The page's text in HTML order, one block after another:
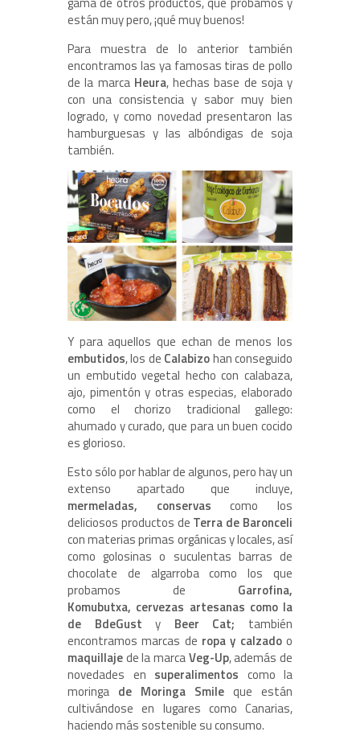
están muy pero, ¡qué muy buenos!
Para muestra de lo anterior también
encontramos las ya famosas tiras de pollo
de la marca Heura, hechas base de soja y
con una consistencia y sabor muy bien
logrado, y como novedad presentaron las
hamburguesas y las albóndigas de soja
también.
Y para aquellos que echan de menos los
embutidos, los de Calabizohan conseguido
un embutido vegetal hecho con calabaza,
ajo, pimentón y otras especias, elaborado
como el chorizo tradicional gallego:
ahumado y curado, que para un buen cocido
es glorioso.
Esto sólo por hablar de algunos, pero hay un
extenso apartado que incluye,
mermeladas, conservas como los
deliciosos productos de Terra de Baronceli
con materias primas orgánicas y locales, así
como golosinas o suculentas barras de
chocolate de algarroba como los que
probamos de Garrofina,
Komubutxa, cervezas artesanas como la
de BdeGust y Beer Cat; también
encontramos marcas de ropa y calzadoo
maquillajede la marcaVeg-Up, además de
novedades en superalimentos como la
moringa de Moringa Smile que están
cultivándose en lugares como Canarias,
haciendo más sostenible su consumo.